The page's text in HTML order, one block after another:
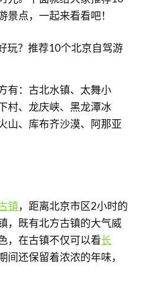
景点，一起来看看吧！
有：古北水镇、太舞小
村、龙庆峡、黑龙潭冰
山、库布齐沙漠、阿那亚
镇，距离北京市区2小时的
，既有北方古镇的大气威
，在古镇不仅可以看长
间还保留着浓浓的年味，